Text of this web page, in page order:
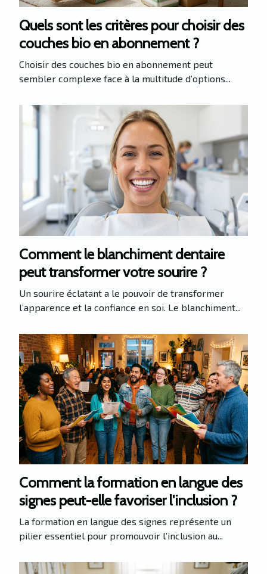
Quels sont les critères pour choisir des
couches bio en abonnement ?
Choisir des couches bio en abonnement peut
sembler complexe face à la multitude d’options...
Comment le blanchiment dentaire
peut transformer votre sourire ?
Un sourire éclatant a le pouvoir de transformer
l’apparence et la confiance en soi. Le blanchiment...
Comment la formation en langue des
signes peut-elle favoriser l'inclusion ?
La formation en langue des signes représente un
pilier essentiel pour promouvoir l’inclusion au...